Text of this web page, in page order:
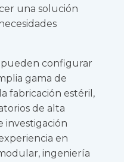
una solución
pueden configurar
gama de
fabricación estéril,
de alta
investigación
en
ingeniería